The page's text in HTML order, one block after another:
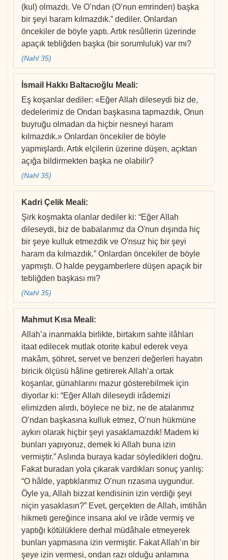
(kul) olmazdı. Ve O’ndan (O’nun emrinden) başka
bir şeyi haram kılmazdık.” dediler. Onlardan
öncekiler de böyle yaptı. Artık resûllerin üzerinde
apaçık tebliğden başka (bir sorumluluk) var mı?
(Nahl 35)
İsmail Hakkı Baltacıoğlu Meali:
Eş koşanlar dediler: «Eğer Allah dileseydi biz de,
dedelerimiz de Ondan başkasına tapmazdık, Onun
buyruğu olmadan da hiçbir nesneyi haram
kılmazdık.» Onlardan öncekiler de böyle
yapmışlardı. Artık elçilerin üzerine düşen, açıktan
açığa bildirmekten başka ne olabilir?
(Nahl 35)
Kadri Çelik Meali:
Şirk koşmakta olanlar dediler ki: “Eğer Allah
dileseydi, biz de babalarımız da O'nun dışında hiç
bir şeye kulluk etmezdik ve O'nsuz hiç bir şeyi
haram da kılmazdık.” Onlardan öncekiler de böyle
yapmıştı. O halde peygamberlere düşen apaçık bir
tebliğden başkası mı?
(Nahl 35)
Mahmut Kısa Meali:
Allah’a inanmakla birlikte, birtakım sahte ilâhları
itaat edilecek mutlak otorite kabul ederek veya
makâm, şöhret, servet ve benzeri değerleri hayatın
biricik ölçüsü hâline getirerek Allah’a ortak
koşanlar, günahlarını mazur gösterebilmek için
diyorlar ki: “Eğer Allah dileseydi irâdemizi
elimizden alırdı, böylece ne biz, ne de atalarımız
O’ndan başkasına kulluk etmez, O’nun hükmüne
aykırı olarak hiçbir şeyi yasaklamazdık! Madem ki
bunları yapıyoruz, demek ki Allah buna izin
vermiştir.” Aslında buraya kadar söyledikleri doğru.
Fakat buradan yola çıkarak vardıkları sonuç yanlış:
“O hâlde, yaptıklarımız O’nun rızasına uygundur.
Öyle ya, Allah bizzat kendisinin izin verdiği şeyi
niçin yasaklasın?” Evet, gerçekten de Allah, imtihân
hikmeti gereğince insana akıl ve irâde vermiş ve
yaptığı kötülüklere derhal müdâhale etmeyerek
bunları yapmasına izin vermiştir. Fakat Allah’ın bir
şeye izin vermesi, ondan razı olduğu anlamına